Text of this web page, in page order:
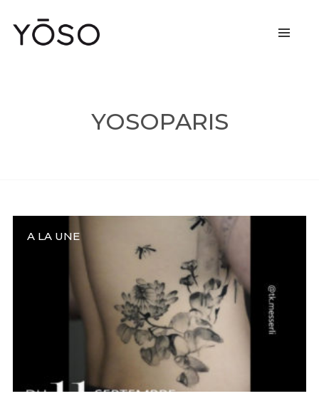
YOSOPARIS
A LA UNE